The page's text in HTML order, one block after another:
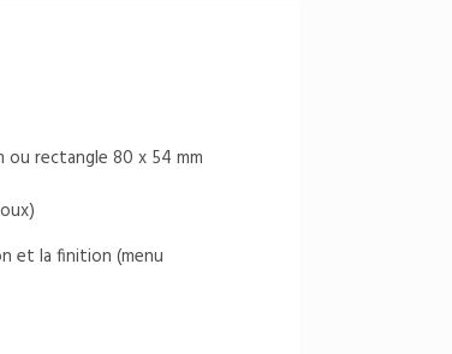
ou rectangle 80 x 54 mm
et la finition (menu